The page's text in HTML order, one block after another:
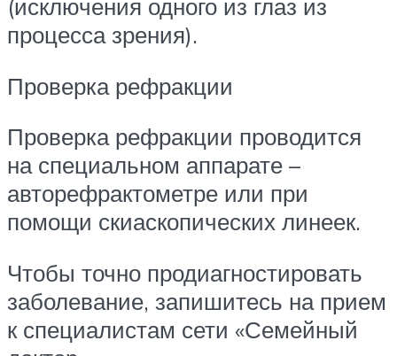
(исключения одного из глаз из
процесса зрения).
Проверка рефракции
Проверка рефракции проводится
на специальном аппарате –
авторефрактометре или при
помощи скиаскопических линеек.
Чтобы точно продиагностировать
заболевание, запишитесь на прием
к специалистам сети «Семейный